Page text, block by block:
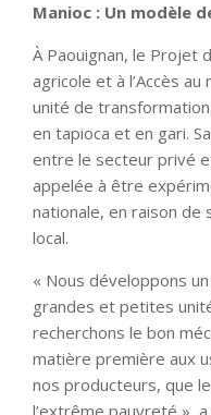
Manioc : Un modèle
À Paouignan, le Projet
agricole et à l’Accès
unité de
en tapioca et en gari.
entre le secteur privé
appelée à être
nationale, en raison de
local.
« Nous développons
grandes et petites
recherchons le bon
matière première aux
nos producteurs, que